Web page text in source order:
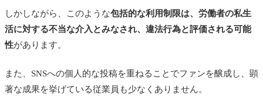
しかしながら、このような包括的な利用制限は、労働者の私生
活に対する不当な介入とみなされ、違法行為と評価される可能
性があります。
また、SNSへの個人的な投稿を重ねることでファンを醸成し、顕
著な成果を挙げている従業員も少なくありません。